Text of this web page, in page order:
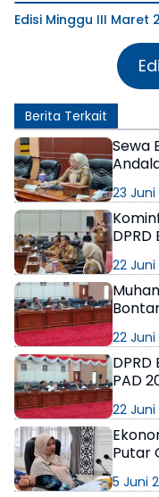
Edisi Minggu III Maret
Berita Terkait
Sewa
23 Juni
DPRD
22 Juni
22 Juni
PAD
22 Juni
Putar
5 Juni